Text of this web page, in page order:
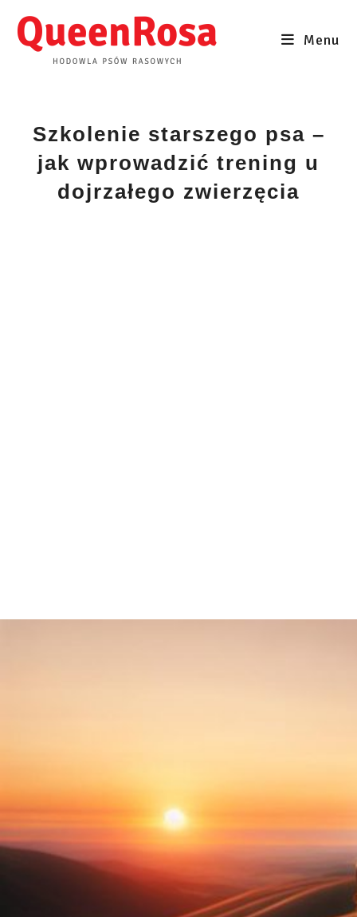
content
Menu
Szkolenie starszego psa –
jak wprowadzić trening u
dojrzałego zwierzęcia